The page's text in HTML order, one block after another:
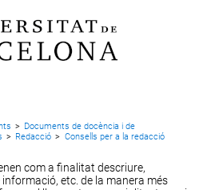
> Documents de docència i de
> Redacció > Consells per a la redacció
com a finalitat descriure,
etc. de la manera més